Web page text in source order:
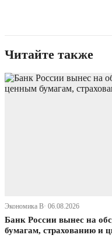
Читайте также
Экономика В· 06.08.2026
Банк России вынес на
бумагам, страхованию и